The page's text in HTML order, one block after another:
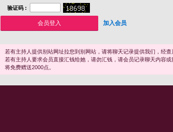
验证码 :
加入会员
若有主持人提供别站网址拉您到别网站，请将聊天记录提供我们，经查
若有主持人要求会员直接汇钱给她，请勿汇钱，请会员记录聊天内容
将免费赠送2000点。